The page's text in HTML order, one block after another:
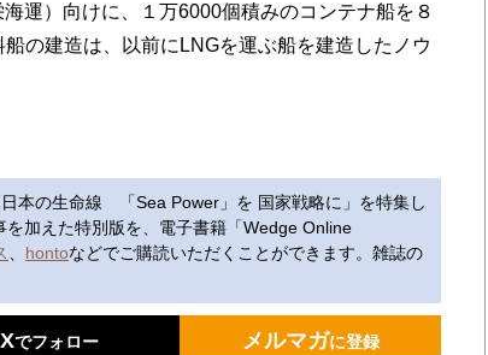
運）向けに、１万6000個積みのコンテナ船を８
の建造は、以前にLNGを運ぶ船を建造したノウ
本の生命線 「Sea Power」を 国家戦略に」を特集し
加えた特別版を、電子書籍「Wedge Online
、 hontoなどでご購読いただくことができます。雑誌の
Xでフォロー メルマガに登録